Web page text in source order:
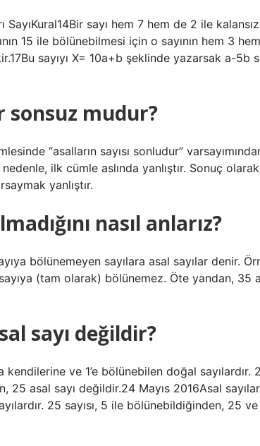
SayıKural14Bir sayı hem 7 hem de 2 ile
15 ile bölünebilmesi için o sayının hem 3
sayıyı X= 10a+b şeklinde yazarsak a-5b
sonsuz mudur?
“asalların sayısı sonludur”
ilk cümle aslında yanlıştır. Sonuç
yanlıştır.
nasıl anlarız?
bölünemeyen sayılara asal sayılar denir.
(tam olarak) bölünemez. Öte yandan, 35
sayı değildir?
kendilerine ve 1’e bölünebilen doğal sayılardır.
25 asal sayı değildir.24 Mayıs 2016Asal
25 sayısı, 5 ile bölünebildiğinden, 25 ve